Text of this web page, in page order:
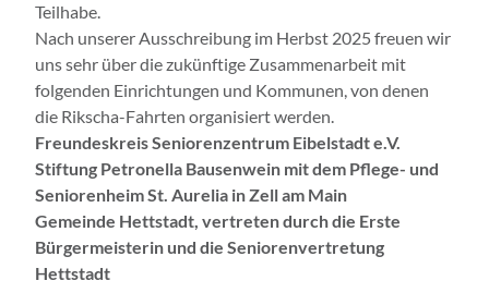
Teilhabe.
Nach unserer Ausschreibung im Herbst 2025 freuen wir
uns sehr über die zukünftige Zusammenarbeit mit
folgenden Einrichtungen und Kommunen, von denen
die Rikscha-Fahrten organisiert werden.
Freundeskreis Seniorenzentrum Eibelstadt e.V.
Stiftung Petronella Bausenwein mit dem Pflege- und
Seniorenheim St. Aurelia in Zell am Main
Gemeinde Hettstadt, vertreten durch die Erste
Bürgermeisterin und die Seniorenvertretung
Hettstadt